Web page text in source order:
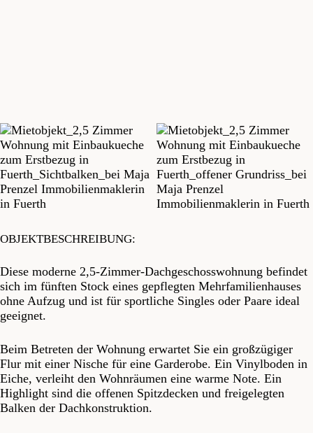
OBJEKTBESCHREIBUNG:
Diese moderne 2,5-Zimmer-Dachgeschosswohnung befindet
sich im fünften Stock eines gepflegten Mehrfamilienhauses
ohne Aufzug und ist für sportliche Singles oder Paare ideal
geeignet.
Beim Betreten der Wohnung erwartet Sie ein großzügiger
Flur mit einer Nische für eine Garderobe. Ein Vinylboden in
Eiche, verleiht den Wohnräumen eine warme Note. Ein
Highlight sind die offenen Spitzdecken und freigelegten
Balken der Dachkonstruktion.